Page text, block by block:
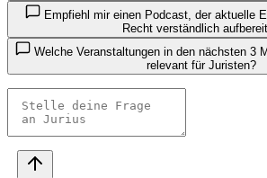
Empfiehl mir einen Podcast, der aktuelle Entwicklungen in KI im
Recht verständlich
relevant für Juristen?